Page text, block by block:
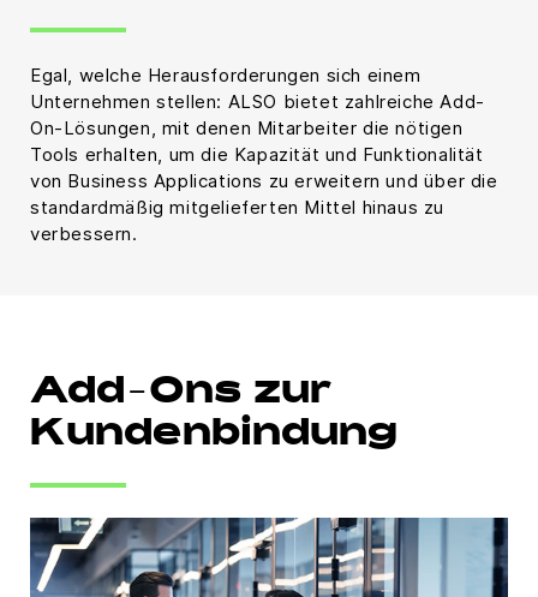
Egal, welche Herausforderungen sich einem
Unternehmen stellen: ALSO bietet zahlreiche Add-
On-Lösungen, mit denen Mitarbeiter die nötigen
Tools erhalten, um die Kapazität und Funktionalität
von Business Applications zu erweitern und über die
standardmäßig mitgelieferten Mittel hinaus zu
verbessern.
Add-Ons zur
Kundenbindung